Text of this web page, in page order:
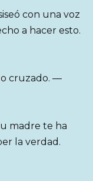
con una voz
a hacer esto.
cruzado. —
madre te ha
la verdad.